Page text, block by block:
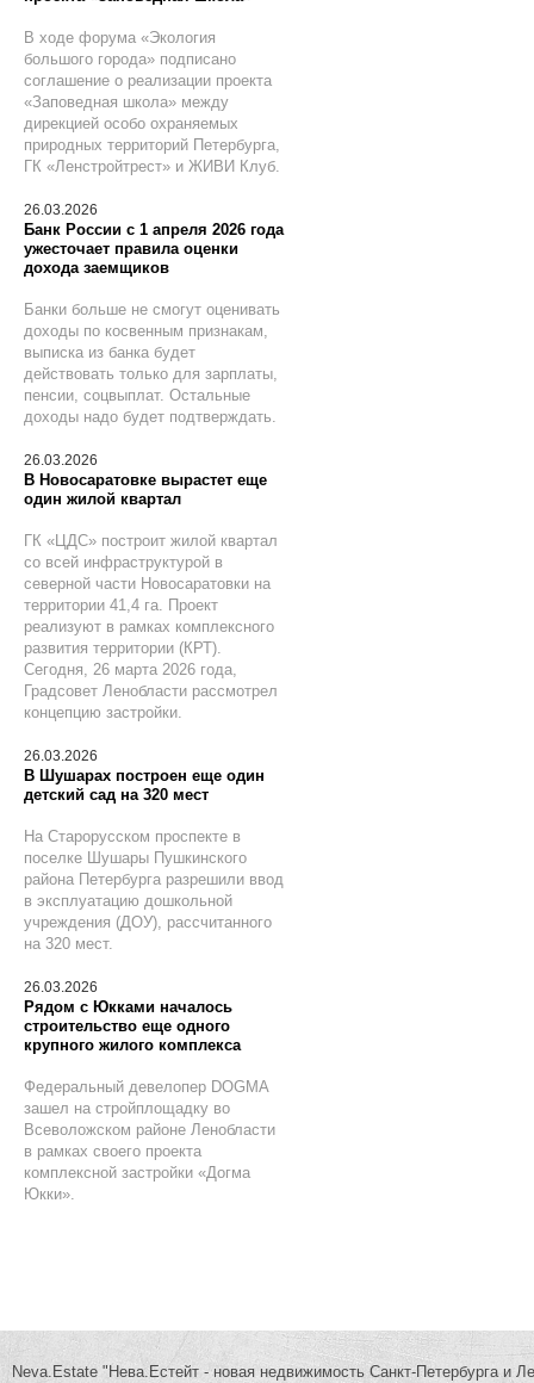
В ходе форума «Экология
большого города» подписано
соглашение о реализации проекта
«Заповедная школа» между
дирекцией особо охраняемых
природных территорий Петербурга,
ГК «Ленстройтрест» и ЖИВИ Клуб.
26.03.2026
Банк России с 1 апреля 2026 года
ужесточает правила оценки
дохода заемщиков
Банки больше не смогут оценивать
доходы по косвенным признакам,
выписка из банка будет
действовать только для зарплаты,
пенсии, соцвыплат. Остальные
доходы надо будет подтверждать.
26.03.2026
В Новосаратовке вырастет еще
один жилой квартал
ГК «ЦДС» построит жилой квартал
со всей инфраструктурой в
северной части Новосаратовки на
территории 41,4 га. Проект
реализуют в рамках комплексного
развития территории (КРТ).
Сегодня, 26 марта 2026 года,
Градсовет Ленобласти рассмотрел
концепцию застройки.
26.03.2026
В Шушарах построен еще один
детский сад на 320 мест
На Старорусском проспекте в
поселке Шушары Пушкинского
района Петербурга разрешили ввод
в эксплуатацию дошкольной
учреждения (ДОУ), рассчитанного
на 320 мест.
26.03.2026
Рядом с Юкками началось
строительство еще одного
крупного жилого комплекса
Федеральный девелопер DOGMA
зашел на стройплощадку во
Всеволожском районе Ленобласти
в рамках своего проекта
комплексной застройки «Догма
Юкки».
Neva.Estate "Нева.Естейт - новая недвижимость Санкт-Петербурга и